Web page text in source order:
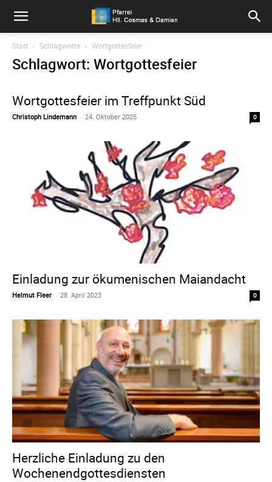
Pfarrei
Hll.
Cosmas
Start Schlagworte Wortgottesfeier
Schlagwort: Wortgottesfeier
Wortgottesfeier im Treffpunkt Süd
Christoph Lindemann - 24. Oktober 2025 0
Einladung zur ökumenischen Maiandacht
Helmut Fleer - 28. April 2023 0
Herzliche Einladung zu den
Wochenendgottesdiensten